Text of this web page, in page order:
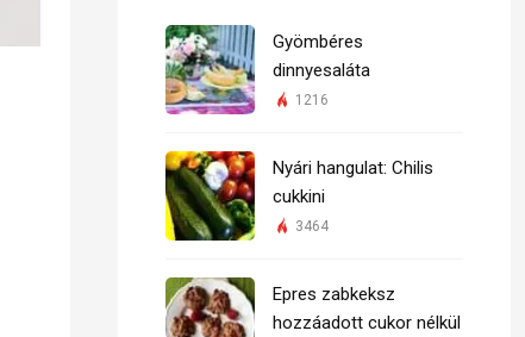
Gyömbéres
dinnyesaláta
1216
Nyári hangulat: Chilis
cukkini
3464
Epres zabkeksz
hozzáadott cukor nélkül